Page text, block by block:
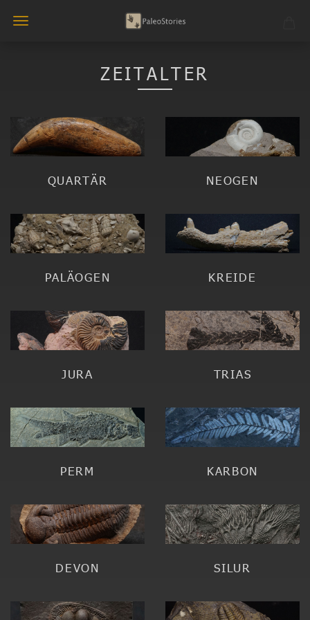
ZEITALTER
QUARTÄR NEOGEN
PALÄOGEN KREIDE
JURA TRIAS
PERM KARBON
DEVON SILUR